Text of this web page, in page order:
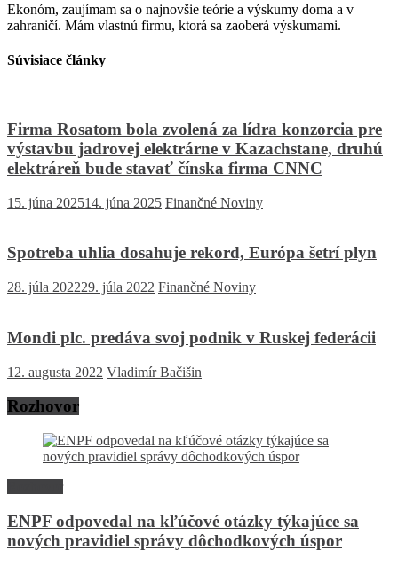
Ekonóm, zaujímam sa o najnovšie teórie a výskumy doma a v
zahraničí. Mám vlastnú firmu, ktorá sa zaoberá výskumami.
Súvisiace články
Firma Rosatom bola zvolená za lídra konzorcia pre
výstavbu jadrovej elektrárne v Kazachstane, druhú
elektráreň bude stavať čínska firma CNNC
15. júna 202514. júna 2025 Finančné Noviny
Spotreba uhlia dosahuje rekord, Európa šetrí plyn
28. júla 202229. júla 2022 Finančné Noviny
Mondi plc. predáva svoj podnik v Ruskej federácii
12. augusta 2022 Vladimír Bačišin
Rozhovor
ENPF odpovedal na kľúčové otázky týkajúce sa
nových pravidiel správy dôchodkových úspor